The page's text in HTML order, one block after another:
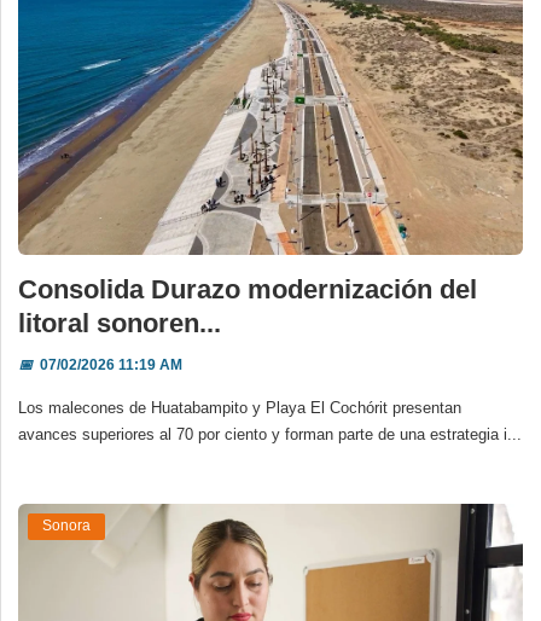
Consolida Durazo modernización del
litoral sonoren...
📅07/02/2026 11:19 AM
Los malecones de Huatabampito y Playa El Cochórit presentan
avances superiores al 70 por ciento y forman parte de una estrategia i...
Sonora